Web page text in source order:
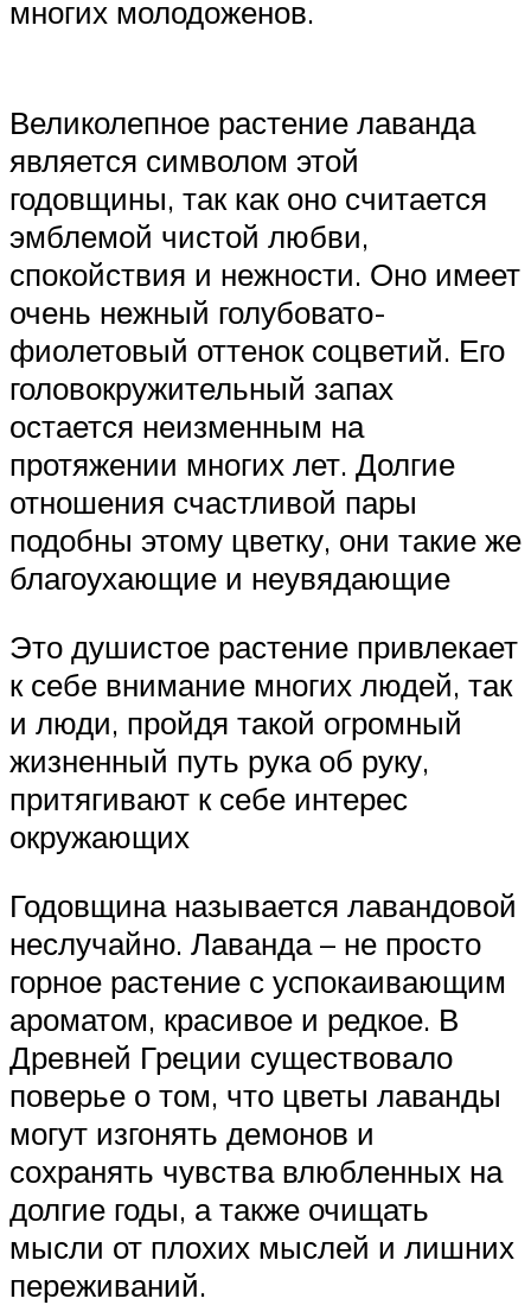
многих молодоженов.
Великолепное растение лаванда
является символом этой
годовщины, так как оно считается
эмблемой чистой любви,
спокойствия и нежности. Оно имеет
очень нежный голубовато-
фиолетовый оттенок соцветий. Его
головокружительный запах
остается неизменным на
протяжении многих лет. Долгие
отношения счастливой пары
подобны этому цветку, они такие же
благоухающие и неувядающие
Это душистое растение привлекает
к себе внимание многих людей, так
и люди, пройдя такой огромный
жизненный путь рука об руку,
притягивают к себе интерес
окружающих
Годовщина называется лавандовой
неслучайно. Лаванда – не просто
горное растение с успокаивающим
ароматом, красивое и редкое. В
Древней Греции существовало
поверье о том, что цветы лаванды
могут изгонять демонов и
сохранять чувства влюбленных на
долгие годы, а также очищать
мысли от плохих мыслей и лишних
переживаний.